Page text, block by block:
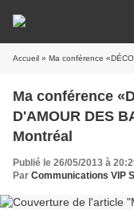
Accueil » Ma conférence
Ma conférence
D'AMOUR DES
Montréal
Publié le 26/05/2013 à
Par Communications VIP